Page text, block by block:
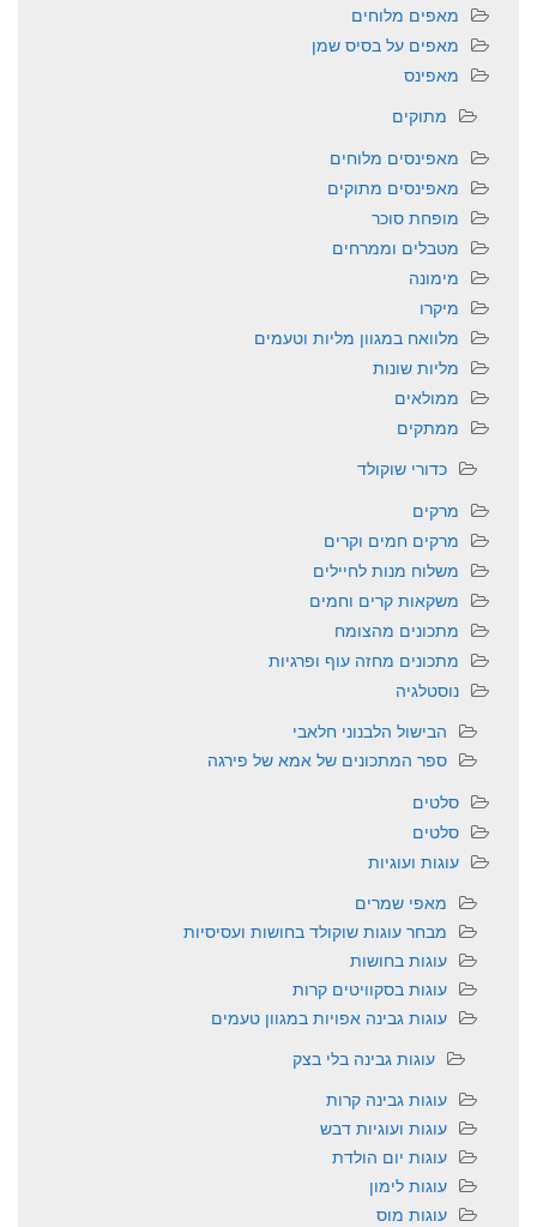
מאפים מלוחים
מאפים על בסיס שמן
מאפינס
מתוקים
מאפינסים מלוחים
מאפינסים מתוקים
מופחת סוכר
מטבלים וממרחים
מימונה
מיקרו
מלוואח במגוון מליות וטעמים
מליות שונות
ממולאים
ממתקים
כדורי שוקולד
מרקים
מרקים חמים וקרים
משלוח מנות לחיילים
משקאות קרים וחמים
מתכונים מהצומח
מתכונים מחזה עוף ופרגיות
נוסטלגיה
הבישול הלבנוני חלאבי
ספר המתכונים של אמא של פירגה
סלטים
סלטים
עוגות ועוגיות
מאפי שמרים
מבחר עוגות שוקולד בחושות ועסיסיות
עוגות בחושות
עוגות בסקוויטים קרות
עוגות גבינה אפויות במגוון טעמים
עוגות גבינה בלי בצק
עוגות גבינה קרות
עוגות ועוגיות דבש
עוגות יום הולדת
עוגות לימון
עוגות מוס